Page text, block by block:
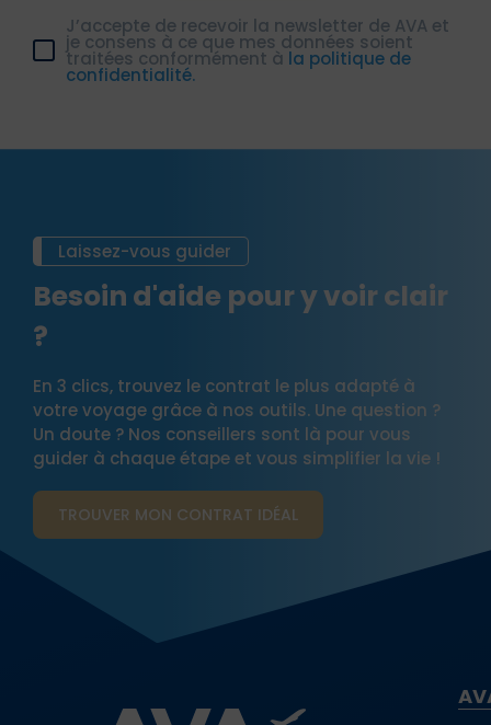
J’accepte de recevoir la newsletter de AVA et
je consens à ce que mes données soient
traitées conformément à la politique de
confidentialité.
Laissez-vous guider
Besoin d'aide pour y voir clair
?
En 3 clics, trouvez le contrat le plus adapté à
votre voyage grâce à nos outils. Une question ?
Un doute ? Nos conseillers sont là pour vous
guider à chaque étape et vous simplifier la vie !
TROUVER MON CONTRAT​ IDÉAL